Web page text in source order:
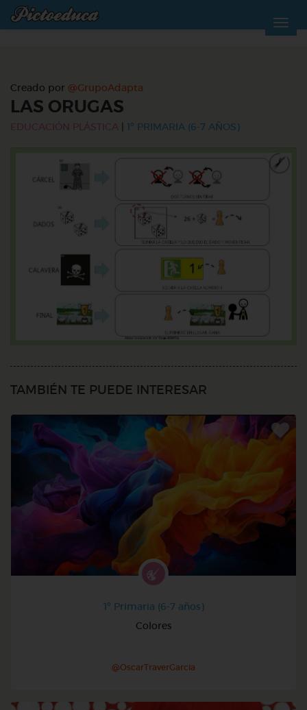
Creado por @GrupoAdapta
LAS ORUGAS
EDUCACIÓN PLÁSTICA 1º PRIMARIA (6-7 AÑOS)
TAMBIÉN TE PUEDE INTERESAR
1º Primaria (6-7 años)
Colores
@OscarTraverGarcia